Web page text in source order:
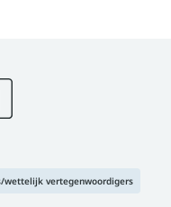
wettelijk vertegenwoordigers